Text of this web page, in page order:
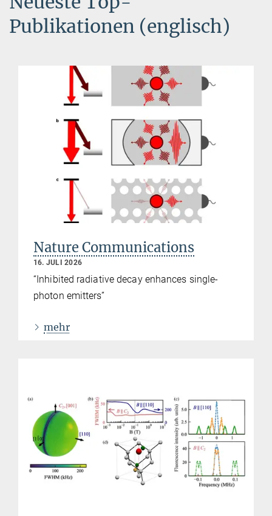
Publikationen (englisch)
Nature Communications
16. JULI 2026
“Inhibited radiative decay enhances single-
photon emitters”
mehr